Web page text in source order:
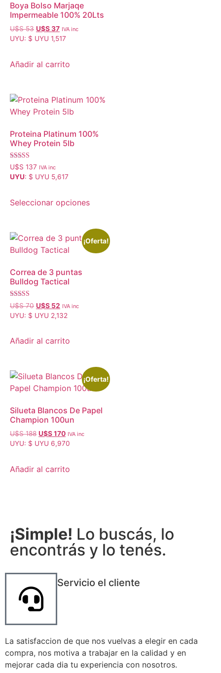
Boya Bolso Marjaqe
Impermeable 100% 20Lts
U$S53 U$S37 IVA inc
UYU: $ UYU 1,517
Añadir al carrito
Proteina Platinum 100%
Whey Protein 5lb
Valorado con
5.00
de 5
U$S 137 IVA inc
UYU: $ UYU 5,617
Seleccionar opciones
¡Oferta!
Correa de 3 puntas
Bulldog Tactical
Valorado con
5.00
de 5
U$S70 U$S 52 IVA inc
UYU: $ UYU 2,132
Añadir al carrito
¡Oferta!
Silueta Blancos De Papel
Champion 100un
U$S188 U$S170 IVA inc
UYU: $ UYU 6,970
Añadir al carrito
¡Simple! Lo buscás, lo
encontrás y lo tenés.
Servicio el cliente
La satisfaccion de que nos vuelvas a elegir en cada
compra, nos motiva a trabajar en la calidad y en
mejorar cada dia tu experiencia con nosotros.